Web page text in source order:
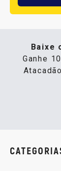
Baixe
Ganhe